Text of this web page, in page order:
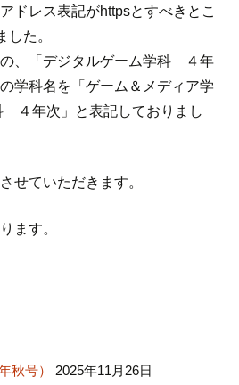
ドレス表記がhttpsとすべきとこ
した。
の、「デジタルゲーム学科 ４年
学科名を「ゲーム＆メディア学
４年次」と表記しておりまし
せていただきます。
ます。
秋号） 2025年11月26日